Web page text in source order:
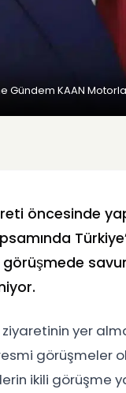
Gündem KAAN
öncesinde
ziyaretinin yer
görüşmeler
ikili görüşme